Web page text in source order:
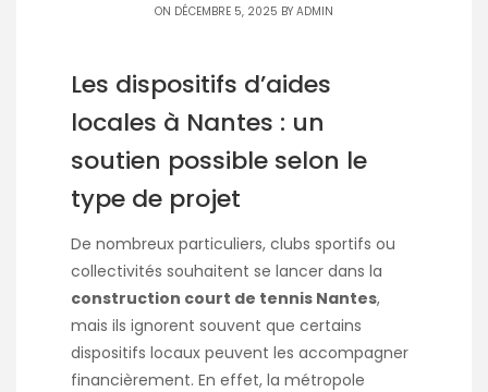
ON DÉCEMBRE 5, 2025 BY ADMIN
Les dispositifs d’aides
locales à Nantes : un
soutien possible selon le
type de projet
De nombreux particuliers, clubs sportifs ou
collectivités souhaitent se lancer dans la
construction court de tennis Nantes,
mais ils ignorent souvent que certains
dispositifs locaux peuvent les accompagner
financièrement. En effet, la métropole